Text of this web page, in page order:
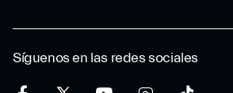
Síguenos en las redes sociales